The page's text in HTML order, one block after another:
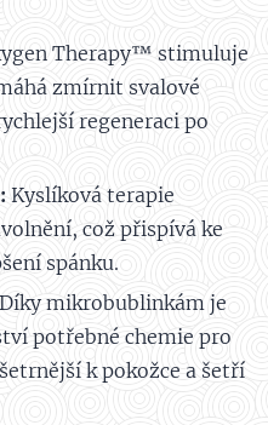
Therapy™ stimuluje
zmírnit svalové
regeneraci po
Kyslíková terapie
což přispívá ke
spánku.
Díky mikrobublinkám je
potřebné chemie pro
k pokožce a šetří